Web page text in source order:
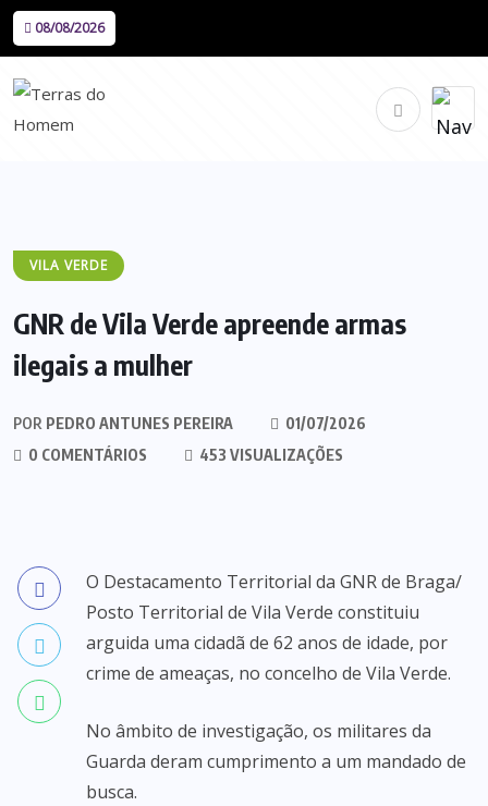
08/08/2026
VILA VERDE
GNR de Vila Verde apreende armas
ilegais a mulher
POR PEDRO ANTUNES PEREIRA
01/07/2026
0 COMENTÁRIOS
453 VISUALIZAÇÕES
O Destacamento Territorial da GNR de Braga/
Posto Territorial de Vila Verde constituiu
arguida uma cidadã de 62 anos de idade, por
crime de ameaças, no concelho de Vila Verde.
No âmbito de investigação, os militares da
Guarda deram cumprimento a um mandado de
busca.